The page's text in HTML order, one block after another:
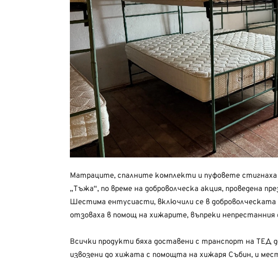
Матраците, спалните комплекти и пуфовете стигнаха
„Тъжа“, по време на доброволческа акция, проведена
Шестима ентусиасти, включили се в доброволческата
отзоваха в помощ на хижарите, въпреки
Всички продукти бяха доставени с транспорт на ТЕД
извозени до хижата с помощта на хижаря Събин, и